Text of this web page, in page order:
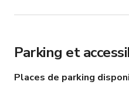
Parking et
Places de parking